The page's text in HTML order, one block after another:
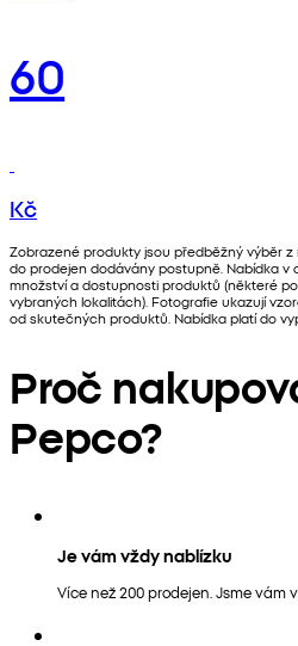
60
Kč
Zobrazené produkty jsou předběžný výběr
do prodejen dodávány postupně. Nabídka v
množství a dostupnosti produktů (některé
vybraných lokalitách). Fotografie ukazují
od skutečných produktů. Nabídka platí do
Proč
Pepco?
Je vám vždy nablízku
Více než 200 prodejen. Jsme vám